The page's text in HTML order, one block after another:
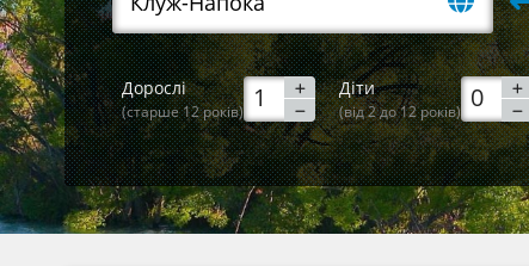
Дорослі
(старше 12 років)
Діти
(від 2 до 12 років)